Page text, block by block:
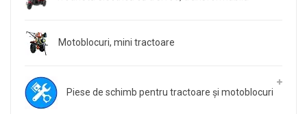
Motoblocuri, mini tractoare
Piese de schimb pentru tractoare și motoblocuri